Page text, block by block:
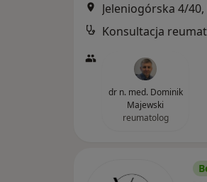
Jeleniogórska 4/
Konsultacja
dr n. med. Dominik
Majewski
reumatolog